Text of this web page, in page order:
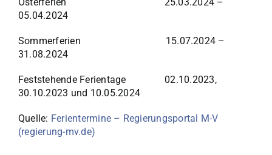
05.04.2024
Sommerferien 15.07.2024 –
31.08.2024
Feststehende Ferientage 02.10.2023,
30.10.2023 und 10.05.2024
Quelle: Ferientermine – Regierungsportal M-V
(regierung-mv.de)